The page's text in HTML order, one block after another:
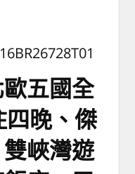
歐五國全
晚、傑
峽灣遊